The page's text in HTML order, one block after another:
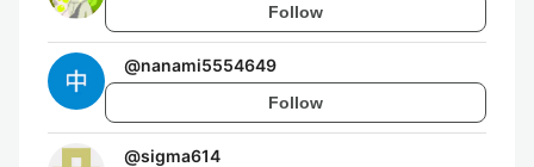
Follow
@nanami5554649
Follow
@sigma614